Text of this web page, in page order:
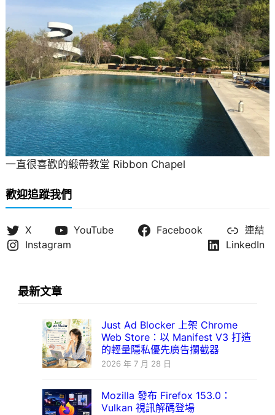
一直很喜歡的緞帶教堂 Ribbon Chapel
歡迎追蹤我們
X YouTube Facebook
連結
Instagram
LinkedIn
最新文章
Just Ad Blocker 上架 Chrome
Web Store：以 Manifest V3 打造
的輕量隱私優先廣告攔截器
2026 年 7 月 28 日
Mozilla 發布 Firefox 153.0：
Vulkan 視訊解碼登場